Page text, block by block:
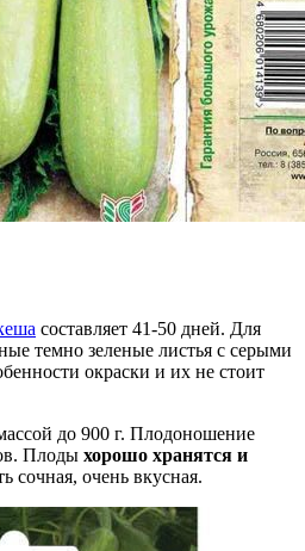
составляет 41-50 дней. Для
темно зеленые листья с серыми
окраски и их не стоит
до 900 г. Плодоношение
Плоды хорошо хранятся и
сочная, очень вкусная.